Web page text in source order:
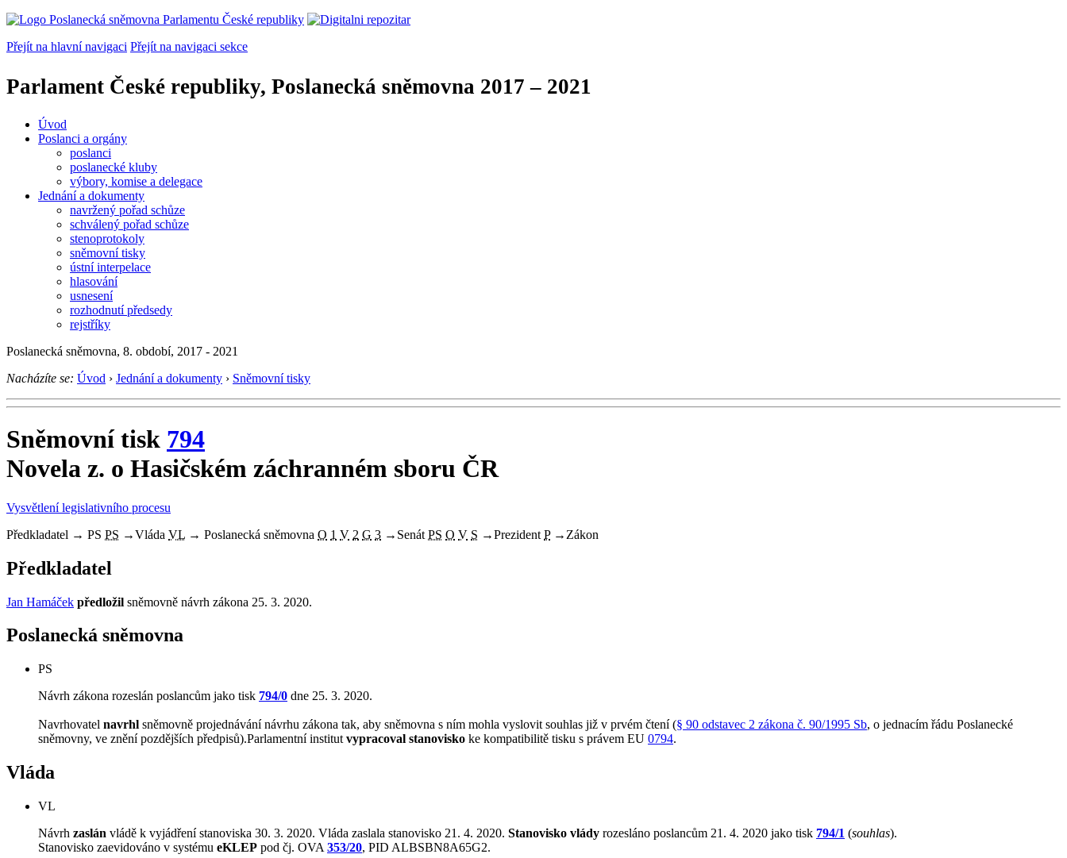
Přejít na hlavní navigaci Přejít na navigaci sekce
Parlament České republiky, Poslanecká sněmovna 2017 – 2021
Úvod
Poslanci a orgány
poslanci
poslanecké kluby
výbory, komise a delegace
Jednání a dokumenty
navržený pořad schůze
schválený pořad schůze
stenoprotokoly
sněmovní tisky
ústní interpelace
hlasování
usnesení
rozhodnutí předsedy
rejstříky
Poslanecká sněmovna, 8. období, 2017 - 2021
Nacházíte se: Úvod › Jednání a dokumenty › Sněmovní tisky
Sněmovní tisk 794
Novela z. o Hasičském záchranném sboru ČR
Vysvětlení legislativního procesu
Předkladatel → PS PS →Vláda VL → Poslanecká sněmovna O 1 V 2 G 3 → Senát PS O V S →Prezident P → Zákon
Předkladatel
Jan Hamáček předložil sněmovně návrh zákona 25. 3. 2020.
Poslanecká sněmovna
PS
Návrh zákona rozeslán poslancům jako tisk 794/0 dne 25. 3. 2020.
Navrhovatel navrhl sněmovně projednávání návrhu zákona tak, aby sněmovna s ním mohla vyslovit souhlas již v prvém čtení (§ 90 odstavec 2 zákona č. 90/1995 Sb, o jednacím řádu Poslanecké
sněmovny, ve znění pozdějších předpisů).Parlamentní institut vypracoval stanovisko ke kompatibilitě tisku s právem EU 0794.
Vláda
VL
Návrh zaslán vládě k vyjádření stanoviska 30. 3. 2020. Vláda zaslala stanovisko 21. 4. 2020. Stanovisko vlády rozesláno poslancům 21. 4. 2020 jako tisk 794/1 (souhlas).
Stanovisko zaevidováno v systému eKLEP pod čj. OVA 353/20, PID ALBSBN8A65G2.